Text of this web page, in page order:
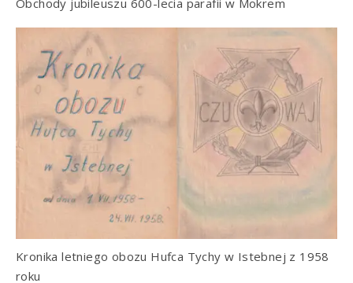
Obchody jubileuszu 600-lecia parafii w Mokrem
Kronika letniego obozu Hufca Tychy w Istebnej z 1958
roku